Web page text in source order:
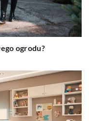
ogrodu?